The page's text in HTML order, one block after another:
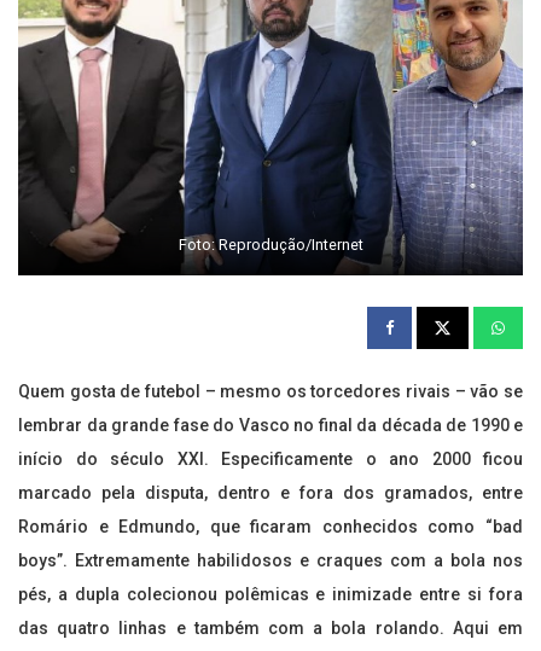
Foto: Reprodução/Internet
Quem gosta de futebol – mesmo os torcedores rivais – vão se
lembrar da grande fase do Vasco no final da década de 1990 e
início do século XXI. Especificamente o ano 2000 ficou
marcado pela disputa, dentro e fora dos gramados, entre
Romário e Edmundo, que ficaram conhecidos como “bad
boys”. Extremamente habilidosos e craques com a bola nos
pés, a dupla colecionou polêmicas e inimizade entre si fora
das quatro linhas e também com a bola rolando. Aqui em